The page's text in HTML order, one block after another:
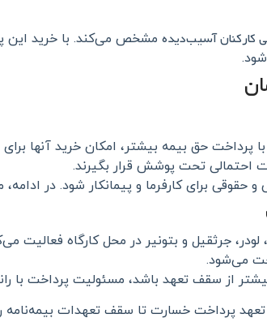
کارکنان آسیب‌دیده مشخص می‌کند. با خرید این
پرداخت حق بیمه بیشتر، امکان خرید آنها
احتمالی تحت پوشش قرار بگیرند.
برای کارفرما و پیمانکار شود. در
لودر، جرثقیل و بتونیر در محل کارگاه
می‌شود.
از سقف تعهد باشد، مسئولیت پرداخت با
پرداخت خسارت تا سقف تعهدات بیمه‌نامه